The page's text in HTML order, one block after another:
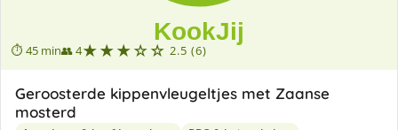
⏱ 45 min👥 4★★★☆☆ 2.5 (6)
Geroosterde kippenvleugeltjes met Zaanse
mosterd